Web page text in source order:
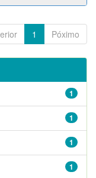
1 Póximo
1
1
1
1